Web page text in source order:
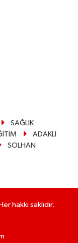
SAĞLIK
ADAKLI
SOLHAN
hakkı saklıdır.